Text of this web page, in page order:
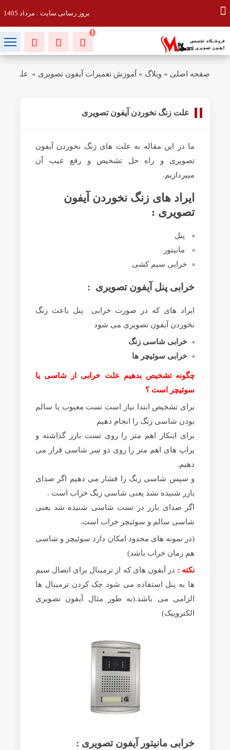
صفحه اصلی » وبلاگ » آموزش تعمیرات آیفون تصویری » علت
علت زنگ نخوردن آیفون تصویری
ما در این مقاله به علت های زنگ نخوردن آیفون
تصویری و راه حل تشخیص و رفع عیب آن
میپردازیم.
ایراد های زنگ نخوردن آیفون
تصویری :
پنل
مانیتور
خرابی سیم کشی
خرابی پنل آیفون تصویری :
ایراد های که در صورت خرابی پنل باعث زنگ
نخوردن آیفون تصویری می شود
خرابی شاسی زنگ
خرابی سوئیچر ها
چگونه تشخیص بدهیم علت خرابی از شاسی یا
سوئیچر است ؟
برای تشخیص ابتدا نیاز است تست معیوب یا سالم
بودن شاسی زنگ را انجام دهیم
برای اینکار اهم متر را روی تست بازر گذاشته و
پراپ های اهم متر را روی دو سر شاسی قرار می
دهیم.
و سپس شاسی زنگ را فشار می دهیم اگر صدای
بازر شنیده نشد یعنی شاسی زنگ خراب است .
اگر صدای بازر در تست شاسی شنیده شد یعنی
شاسی سالم و سوئیچر خراب است.
(در نمونه های محدود امکان دارد سوئیچر و شاسی
هم زمان خراب باشد)
نکته : در آیفون های که از ترمینال برای اتصال سیم
ها به پنل استفاده می شود چک کردن ترمینال ها
الزامی می باشد.(به طور مثال آیفون تصویری
الکتروپیک)
خرابی مانیتور آیفون تصویری :
بروز رسانی سایت : مرداد 1405
0